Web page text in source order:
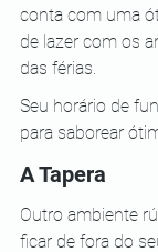
conta com uma
de lazer com os
das férias.
Seu horário de
para saborear
A Tapera
Outro ambiente
ficar de fora do